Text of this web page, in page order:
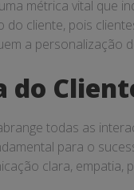
métrica vital que
do cliente, pois
a personalização
do
todas as
para o
clara,